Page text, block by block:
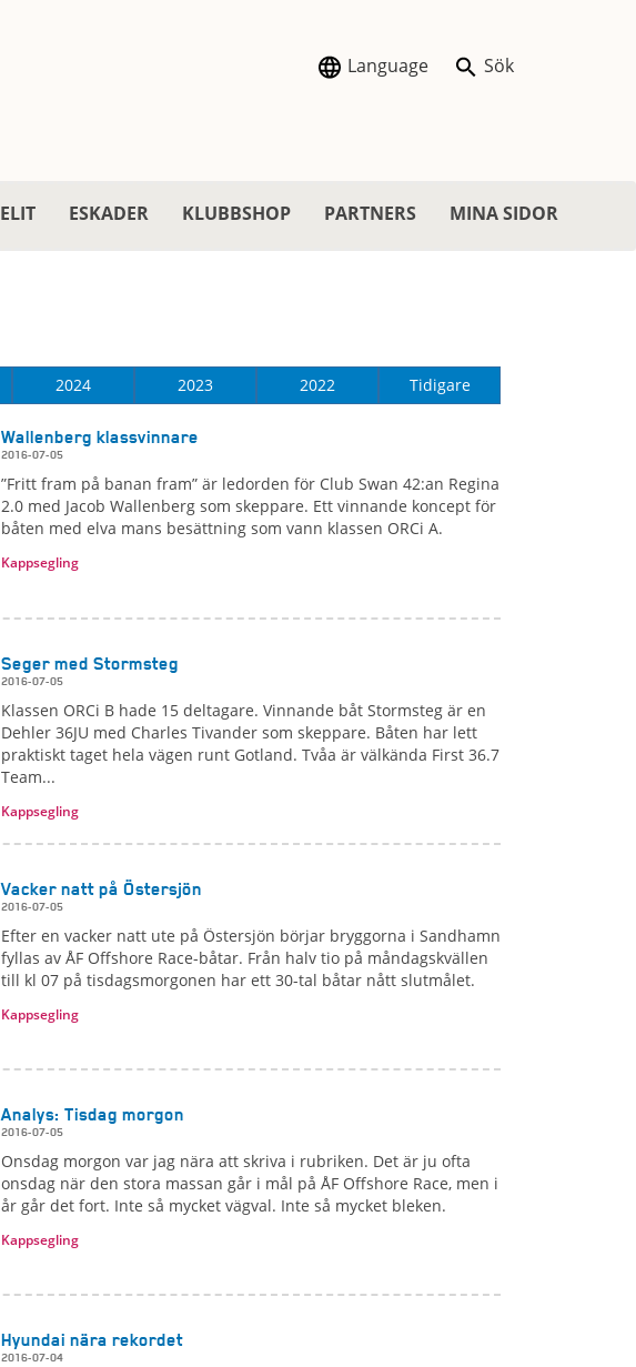
Language Sök
ELIT ESKADER KLUBBSHOP PARTNERS MINA SIDOR
2024 2023 2022 Tidigare
Wallenberg klassvinnare
2016-07-05
”Fritt fram på banan fram” är ledorden för Club Swan 42:an Regina
2.0 med Jacob Wallenberg som skeppare. Ett vinnande koncept för
båten med elva mans besättning som vann klassen ORCi A.
Kappsegling
Seger med Stormsteg
2016-07-05
Klassen ORCi B hade 15 deltagare. Vinnande båt Stormsteg är en
Dehler 36JU med Charles Tivander som skeppare. Båten har lett
praktiskt taget hela vägen runt Gotland. Tvåa är välkända First 36.7
Team...
Kappsegling
Vacker natt på Östersjön
2016-07-05
Efter en vacker natt ute på Östersjön börjar bryggorna i Sandhamn
fyllas av ÅF Offshore Race-båtar. Från halv tio på måndagskvällen
till kl 07 på tisdagsmorgonen har ett 30-tal båtar nått slutmålet.
Kappsegling
Analys: Tisdag morgon
2016-07-05
Onsdag morgon var jag nära att skriva i rubriken. Det är ju ofta
onsdag när den stora massan går i mål på ÅF Offshore Race, men i
år går det fort. Inte så mycket vägval. Inte så mycket bleken.
Kappsegling
Hyundai nära rekordet
2016-07-04